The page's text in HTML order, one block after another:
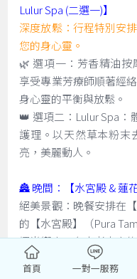
Lulur Spa (二選一)】
深度放鬆：行程特別安
您的身心靈。
🌿 選項一：芳香精油按
享受專業芳療師順著經
身心靈的平衡與放鬆。
👑 選項二：Lulur Spa：
護理。以天然草本粉末
亮，美麗動人。
🏯 晚間：【水宮殿 & 蓮
絕美景觀：晚餐安排在
的【水宮殿】（Pura
燭光饗宴：在古老寺廟
紅蓮花，伴隨著峇里
首頁 一對一服務